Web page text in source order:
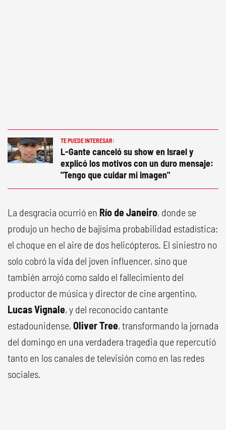
TE PUEDE INTERESAR:
L-Gante canceló su show en Israel y
explicó los motivos con un duro mensaje:
"Tengo que cuidar mi imagen"
La desgracia ocurrió en Río de Janeiro, donde se
produjo un hecho de bajísima probabilidad estadística:
el choque en el aire de dos helicópteros. El siniestro no
solo cobró la vida del joven influencer, sino que
también arrojó como saldo el fallecimiento del
productor de música y director de cine argentino,
Lucas Vignale, y del reconocido cantante
estadounidense, Oliver Tree, transformando la jornada
del domingo en una verdadera tragedia que repercutió
tanto en los canales de televisión como en las redes
sociales.